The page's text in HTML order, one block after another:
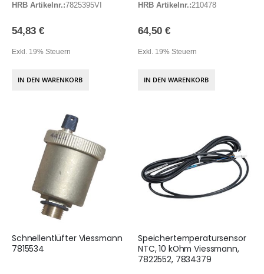
HRB Artikelnr.:7825395VI
54,83 €
Exkl. 19% Steuern
IN DEN WARENKORB
HRB Artikelnr.:210478
64,50 €
Exkl. 19% Steuern
IN DEN WARENKORB
Schnellentlüfter Viessmann
7815534
Speichertemperatursensor
NTC, 10 kOhm Viessmann,
7822552, 7834379